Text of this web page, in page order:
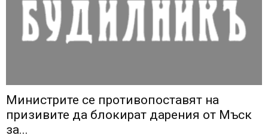
Министрите се противопоставят на
призивите да блокират дарения от Мъск
за...